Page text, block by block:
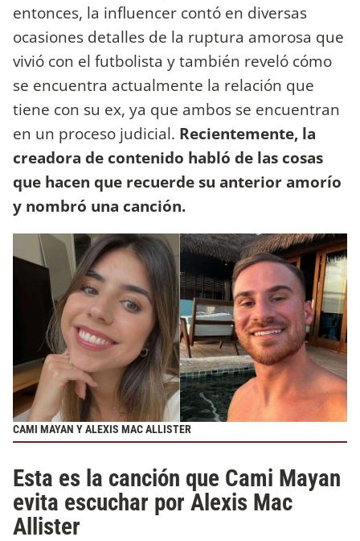
entonces, la influencer contó en diversas
ocasiones detalles de la ruptura amorosa que
vivió con el futbolista y también reveló cómo
se encuentra actualmente la relación que
tiene con su ex, ya que ambos se encuentran
en un proceso judicial. Recientemente, la
creadora de contenido habló de las cosas
que hacen que recuerde su anterior amorío
y nombró una canción.
CAMI MAYAN Y ALEXIS MAC ALLISTER
Esta es la canción que Cami Mayan
evita escuchar por Alexis Mac
Allister